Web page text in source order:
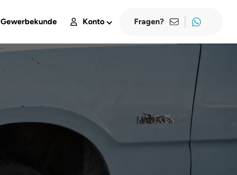
Gewerbekunde Konto Fragen?